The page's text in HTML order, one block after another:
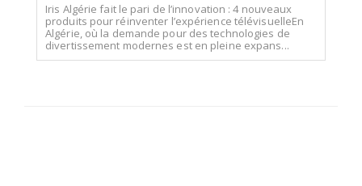
Iris Algérie fait le pari de l’innovation : 4 nouveaux
produits pour réinventer l’expérience télévisuelleEn
Algérie, où la demande pour des technologies de
divertissement modernes est en pleine expans...